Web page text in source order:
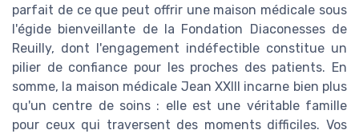
parfait de ce que peut offrir une maison médicale sous
l'égide bienveillante de la Fondation Diaconesses de
Reuilly, dont l'engagement indéfectible constitue un
pilier de confiance pour les proches des patients. En
somme, la maison médicale Jean XXIII incarne bien plus
qu'un centre de soins : elle est une véritable famille
pour ceux qui traversent des moments difficiles. Vos